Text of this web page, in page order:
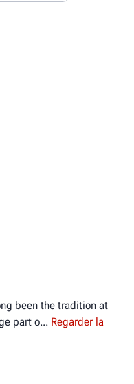
been the tradition at
part o
Regarder la